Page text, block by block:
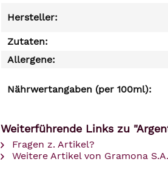
Hersteller:
Zutaten:
Allergene:
Nährwertangaben (per 100ml):
Weiterführende Links zu
Fragen z. Artikel?
Weitere Artikel von Gramona S.A.